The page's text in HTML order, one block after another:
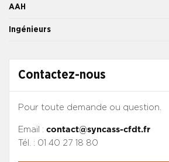
AAH
Ingénieurs
Contactez-nous
Pour toute demande ou question.
Email : contact@syncass-cfdt.fr
Tél. : 01 40 27 18 80